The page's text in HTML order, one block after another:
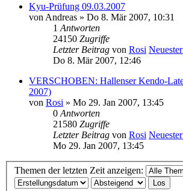
Kyu-Prüfung 09.03.2007
von Andreas » Do 8. Mär 2007, 10:31
1 Antworten
24150 Zugriffe
Letzter Beitrag von Rosi
Do 8. Mär 2007, 12:46
VERSCHOBEN: Hallenser Kendo-
2007)
von Rosi » Mo 29. Jan 2007, 13:45
0 Antworten
21580 Zugriffe
Letzter Beitrag von Rosi
Mo 29. Jan 2007, 13:45
Themen der letzten Zeit anzeigen: